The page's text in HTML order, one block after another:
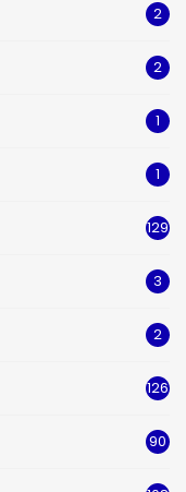
2
2
1
1
129
3
2
126
90